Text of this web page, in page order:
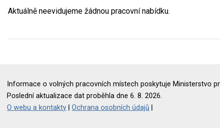
Aktuálně neevidujeme žádnou pracovní nabídku.
Informace o volných pracovních místech poskytuje Ministerstvo
Poslední aktualizace dat proběhla dne 6. 8. 2026.
O webu a kontakty |Ochrana osobních údajů